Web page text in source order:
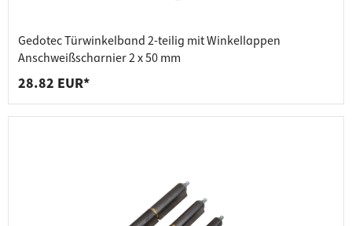
Gedotec Türwinkelband 2-teilig mit Winkellappen
Anschweißscharnier 2 x 50 mm
28.82 EUR*